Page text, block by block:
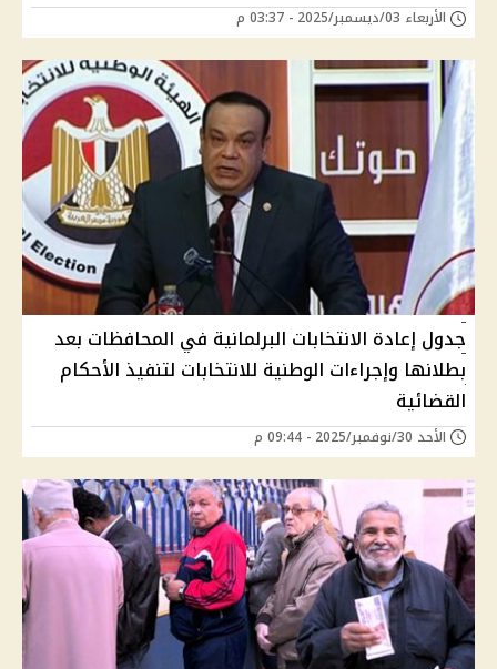
الأربعاء 03/ديسمبر/2025 - 03:37 م
جدول إعادة الانتخابات البرلمانية في المحافظات بعد
بطلانها وإجراءات الوطنية للانتخابات لتنفيذ الأحكام
القضائية
الأحد 30/نوفمبر/2025 - 09:44 م